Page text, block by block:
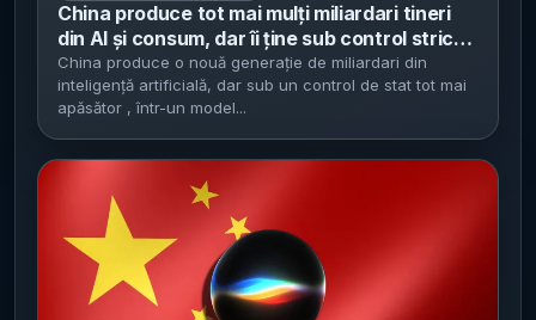
China produce tot mai mulți miliardari tineri
din AI și consum, dar îi ține sub control strict -
Hurun: cel puțin 30 de miliardari sub 41 de ani,
în creștere cu nouă
China produce o nouă generație de miliardari din
inteligență artificială, dar sub un control de stat tot mai
apăsător , într-un model...